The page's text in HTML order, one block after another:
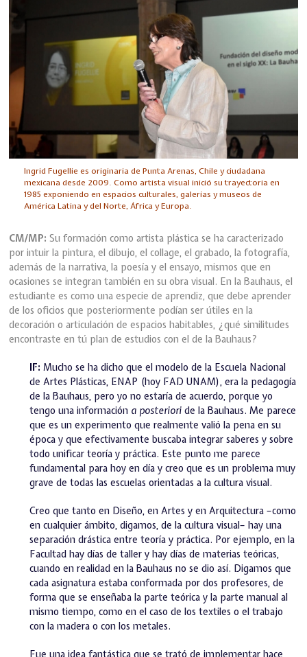
Ingrid Fugellie es originaria de Punta Arenas, Chile y ciudadana
mexicana desde 2009. Como artista visual inició su trayectoria en
1985 exponiendo en espacios culturales, galerías y museos de
América Latina y del Norte, África y Europa.
CM/MP: Su formación como artista plástica se ha caracterizado
por intuir la pintura, el dibujo, el collage, el grabado, la fotografía,
además de la narrativa, la poesía y el ensayo, mismos que en
ocasiones se integran también en su obra visual. En la Bauhaus, el
estudiante es como una especie de aprendiz, que debe aprender
de los oficios que posteriormente podían ser útiles en la
decoración o articulación de espacios habitables, ¿qué similitudes
encontraste en tú plan de estudios con el de la Bauhaus?
IF: Mucho se ha dicho que el modelo de la Escuela Nacional
de Artes Plásticas, ENAP (hoy FAD UNAM), era la pedagogía
de la Bauhaus, pero yo no estaría de acuerdo, porque yo
tengo una información a posteriori de la Bauhaus. Me parece
que es un experimento que realmente valió la pena en su
época y que efectivamente buscaba integrar saberes y sobre
todo unificar teoría y práctica. Este punto me parece
fundamental para hoy en día y creo que es un problema muy
grave de todas las escuelas orientadas a la cultura visual.
Creo que tanto en Diseño, en Artes y en Arquitectura –como
en cualquier ámbito, digamos, de la cultura visual– hay una
separación drástica entre teoría y práctica. Por ejemplo, en la
Facultad hay días de taller y hay días de materias teóricas,
cuando en realidad en la Bauhaus no se dio así. Digamos que
cada asignatura estaba conformada por dos profesores, de
forma que se enseñaba la parte teórica y la parte manual al
mismo tiempo, como en el caso de los textiles o el trabajo
con la madera o con los metales.
Fue una idea fantástica que se trató de implementar hace